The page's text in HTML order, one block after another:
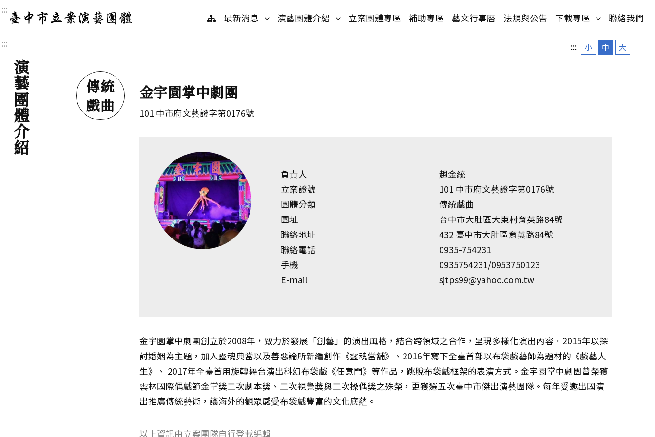
::: 臺中市立案演藝團體｜入口網站
網站導覽
最新消息 (按鍵盤[下]，向下展開次選單)
演藝團體介紹 (按鍵盤[下]，向下展開次選單)
立案團體專區 補助專區 藝文行事曆 法規與公告 下載專區 (按鍵盤[下]，
聯絡我們
:::
演藝團體介紹
::: 小 中 大
傳統
戲曲
金宇園掌中劇團
101 中市府文藝證字第0176號
負責人
趙金統
立案證號
101 中市府文藝證字第0176號
團體分類
傳統戲曲
團址
台中市大肚區大東村育英路84號
聯絡地址
432 臺中市大肚區育英路84號
聯絡電話
0935-754231
手機
0935754231/0953750123
E-mail
sjtps99@yahoo.com.tw
金宇園掌中劇團創立於2008年，致力於發展「創藝」的演出風格，結合跨領域之合作，呈現多樣化演出內容。2015年以探
討婚姻為主題，加入靈魂典當以及善惡論所新編創作《靈魂當舖》、2016年寫下全臺首部以布袋戲藝師為題材的《戲藝人
生》、 2017年全臺首用旋轉舞台演出科幻布袋戲《任意門》等作品，跳脫布袋戲框架的表演方式。金宇園掌中劇團曾榮獲
雲林國際偶戲節金掌獎二次劇本獎、二次視覺獎與二次操偶獎之殊榮，更獲選五次臺中市傑出演藝團隊。每年受邀出國演
出推廣傳統藝術，讓海外的觀眾感受布袋戲豐富的文化底蘊。
以上資訊由立案團隊自行登載編輯